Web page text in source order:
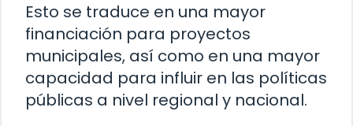
Esto se traduce en una mayor
financiación para proyectos
municipales, así como en una mayor
capacidad para influir en las políticas
públicas a nivel regional y nacional.